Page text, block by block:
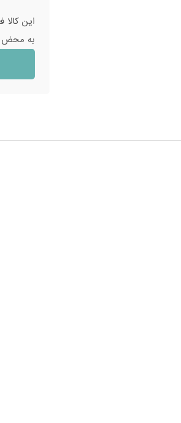
این کالا
به محض